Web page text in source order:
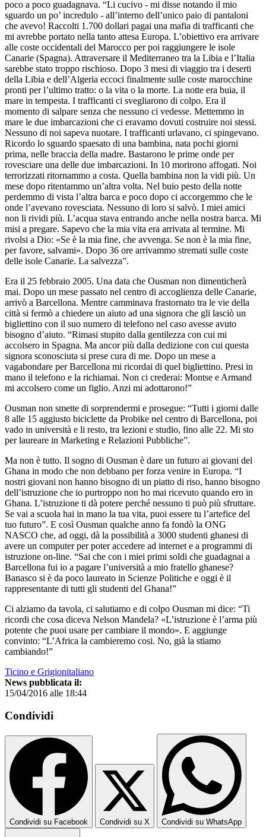
poco a poco guadagnava. “Li cucivo - mi disse notando il mio
sguardo un po’ incredulo - all’interno dell’unico paio di pantaloni
che avevo! Raccolti 1.700 dollari pagai una mafia di trafficanti che
mi avrebbe portato nella tanto attesa Europa. L’obiettivo era arrivare
alle coste occidentali del Marocco per poi raggiungere le isole
Canarie (Spagna). Attraversare il Mediterraneo tra la Libia e l’Italia
sarebbe stato troppo rischioso. Dopo 3 mesi di viaggio tra i deserti
della Libia e dell’Algeria eccoci finalmente sulle coste marocchine
pronti per l’ultimo tratto: o la vita o la morte. La notte era buia, il
mare in tempesta. I trafficanti ci svegliarono di colpo. Era il
momento di salpare senza che nessuno ci vedesse. Mettemmo in
mare le due imbarcazioni che ci eravamo dovuti costruire noi stessi.
Nessuno di noi sapeva nuotare. I trafficanti urlavano, ci spingevano.
Ricordo lo sguardo spaesato di una bambina, nata pochi giorni
prima, nelle braccia della madre. Bastarono le prime onde per
rovesciare una delle due imbarcazioni. In 10 morirono affogati. Noi
terrorizzati ritornammo a costa. Quella bambina non la vidi più. Un
mese dopo ritentammo un’altra volta. Nel buio pesto della notte
perdemmo di vista l’altra barca e poco dopo ci accorgemmo che le
onde l’avevano rovesciata. Nessuno di loro si salvò. I miei amici
non li rividi più. L’acqua stava entrando anche nella nostra barca. Mi
misi a pregare. Sapevo che la mia vita era arrivata al termine. Mi
rivolsi a Dio: «Se è la mia fine, che avvenga. Se non è la mia fine,
per favore, salvami». Dopo 36 ore arrivammo stremati sulle coste
delle isole Canarie. La salvezza”.
Era il 25 febbraio 2005. Una data che Ousman non dimenticherà
mai. Dopo un mese passato nel centro di accoglienza delle Canarie,
arrivò a Barcellona. Mentre camminava frastornato tra le vie della
città si fermò a chiedere un aiuto ad una signora che gli lasciò un
bigliettino con il suo numero di telefono nel caso avesse avuto
bisogno d’aiuto. “Rimasi stupito dalla gentilezza con cui mi
accolsero in Spagna. Ma ancor più dalla dedizione con cui questa
signora sconosciuta si prese cura di me. Dopo un mese a
vagabondare per Barcellona mi ricordai di quel bigliettino. Presi in
mano il telefono e la richiamai. Non ci crederai: Montse e Armand
mi accolsero come un figlio. Anzi mi adottarono!”
Ousman non smette di sorprendermi e prosegue: “Tutti i giorni dalle
8 alle 15 aggiusto biciclette da Probike nel centro di Barcellona, poi
vado in università e li resto, tra lezioni e studio, fino alle 22. Mi sto
per laureare in Marketing e Relazioni Pubbliche”.
Ma non è tutto. Il sogno di Ousman è dare un futuro ai giovani del
Ghana in modo che non debbano per forza venire in Europa. “I
nostri giovani non hanno bisogno di un piatto di riso, hanno bisogno
dell’istruzione che io purtroppo non ho mai ricevuto quando ero in
Ghana. L’istruzione ti dà potere perché nessuno ti può più sfruttare.
Se vai a scuola hai in mano la tua vita, puoi essere tu l’artefice del
tuo futuro”. E così Ousman qualche anno fa fondò la ONG
NASCO che, ad oggi, dà la possibilità a 3000 studenti ghanesi di
avere un computer per poter accedere ad internet e a programmi di
istruzione on-line. “Sai che con i miei primi soldi che guadagnai a
Barcellona fui io a pagare l’università a mio fratello ghanese?
Banasco si è da poco laureato in Scienze Politiche e oggi è il
rappresentante di tutti gli studenti del Ghana!”
Ci alziamo da tavola, ci salutiamo e di colpo Ousman mi dice: “Ti
ricordi che cosa diceva Nelson Mandela? «L’istruzione è l’arma più
potente che puoi usare per cambiare il mondo». E aggiunge
convinto: “L’Africa la cambieremo cosi. No, già la stiamo
cambiando!”
Ticino e Grigionitaliano
News pubblicata il:
15/04/2016 alle 18:44
Condividi
Condividi su Facebook Condividi su X Condividi su WhatsApp